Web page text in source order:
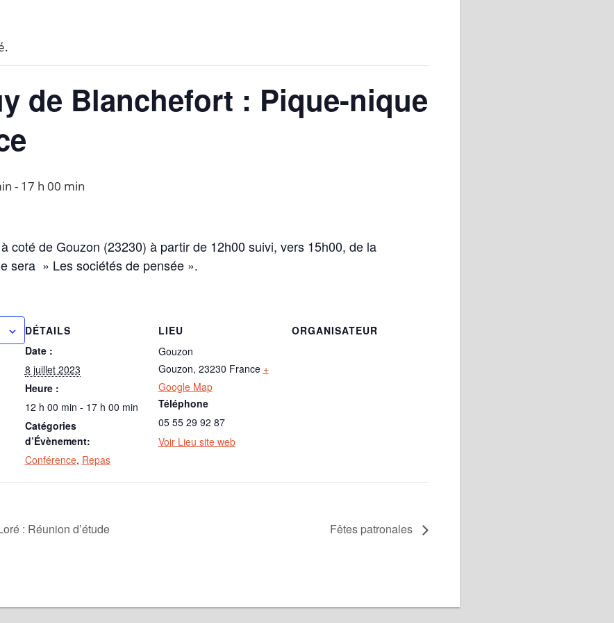
de Blanchefort : Pique-nique
- 17 h 00 min
coté de Gouzon (23230) à partir de 12h00 suivi, vers 15h00, de la
sera » Les sociétés de pensée ».
DÉTAILS
Date :
8 juillet 2023
Heure :
12 h 00 min - 17 h 00 min
Catégories
d’Évènement:
Conférence, Repas
LIEU
Gouzon
Gouzon, 23230 France +
Google Map
Téléphone
05 55 29 92 87
Voir Lieu site web
ORGANISATEUR
: Réunion d’étude Fêtes patronales